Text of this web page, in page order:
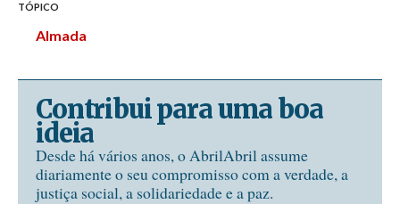
TÓPICO
Almada
Contribui para uma boa
ideia
Desde há vários anos, o AbrilAbril assume
diariamente o seu compromisso com a verdade, a
justiça social, a solidariedade e a paz.